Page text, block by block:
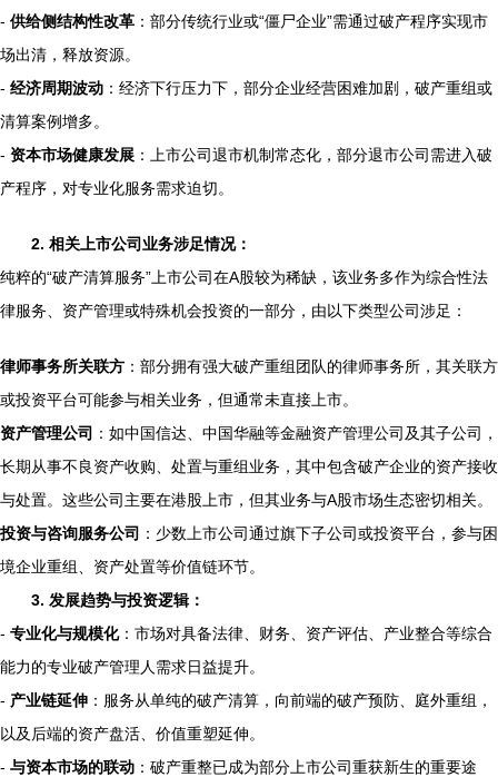
- 供给侧结构性改革 ：部分传统行业或“僵尸企业”需通过破产程序实现市
场出清，释放资源。
- 经济周期波动 ：经济下行压力下，部分企业经营困难加剧，破产重组或
清算案例增多。
- 资本市场健康发展 ：上市公司退市机制常态化，部分退市公司需进入破
产程序，对专业化服务需求迫切。
2. 相关上市公司业务涉足情况：
纯粹的“破产清算服务”上市公司在A股较为稀缺，该业务多作为综合性法
律服务、资产管理或特殊机会投资的一部分，由以下类型公司涉足：
律师事务所关联方 ：部分拥有强大破产重组团队的律师事务所，其关联方
或投资平台可能参与相关业务，但通常未直接上市。
资产管理公司 ：如中国信达、中国华融等金融资产管理公司及其子公司，
长期从事不良资产收购、处置与重组业务，其中包含破产企业的资产接收
与处置。这些公司主要在港股上市，但其业务与A股市场生态密切相关。
投资与咨询服务公司 ：少数上市公司通过旗下子公司或投资平台，参与困
境企业重组、资产处置等价值链环节。
3. 发展趋势与投资逻辑：
- 专业化与规模化：市场对具备法律、财务、资产评估、产业整合等综合
能力的专业破产管理人需求日益提升。
- 产业链延伸 ：服务从单纯的破产清算，向前端的破产预防、庭外重组，
以及后端的资产盘活、价值重塑延伸。
- 与资本市场的联动 ：破产重整已成为部分上市公司重获新生的重要途